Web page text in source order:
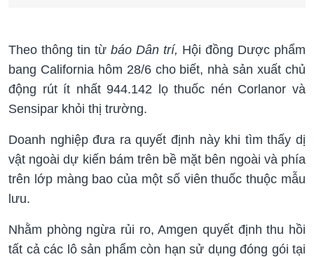
Theo thông tin từ báo Dân trí, Hội đồng Dược phẩm
bang California hôm 28/6 cho biết, nhà sản xuất chủ
động rút ít nhất 944.142 lọ thuốc nén Corlanor và
Sensipar khỏi thị trường.
Doanh nghiệp đưa ra quyết định này khi tìm thấy dị
vật ngoài dự kiến bám trên bề mặt bên ngoài và phía
trên lớp màng bao của một số viên thuốc thuộc mẫu
lưu.
Nhằm phòng ngừa rủi ro, Amgen quyết định thu hồi
tất cả các lô sản phẩm còn hạn sử dụng đóng gói tại